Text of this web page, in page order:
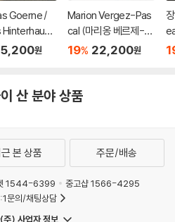
Goerne /
(가곡집)
원
Marion Vergez-Pas
cal (마리옹 베르제-파
스칼) - 사랑과 꽃 (Am
19% 22,200원
산 분야 상품
본 상품 주문/배송
1544-6399
중고샵 1566-4295
문의/채팅상담
주) 사업자 정보